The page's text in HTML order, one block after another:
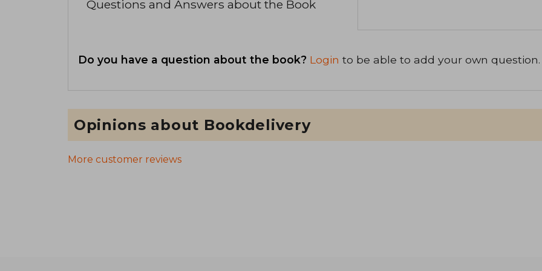
Questions and Answers about the Book
Do you have a question about the book? Login to be able to add your own question.
Opinions about Bookdelivery
More customer reviews